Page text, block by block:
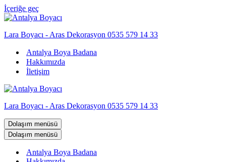
İçeriğe geç
Lara Boyacı - Aras Dekorasyon 0535 579 14 33
Antalya Boya Badana
Hakkımızda
İletişim
Lara Boyacı - Aras Dekorasyon 0535 579 14 33
Dolaşım menüsü
Dolaşım menüsü
Antalya Boya Badana